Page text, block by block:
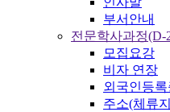
부서안내
전문학사과정(D-
모집요강
비자 연장
외국인등
주소(체류